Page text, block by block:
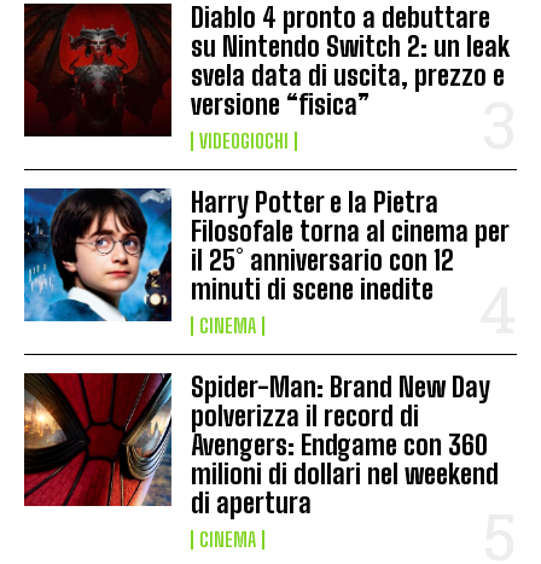
Diablo 4 pronto a debuttare
su Nintendo Switch 2: un leak
svela data di uscita, prezzo e
versione “fisica”
VIDEOGIOCHI
Harry Potter e la Pietra
Filosofale torna al cinema per
il 25° anniversario con 12
minuti di scene inedite
CINEMA
Spider-Man: Brand New Day
polverizza il record di
Avengers: Endgame con 360
milioni di dollari nel weekend
di apertura
CINEMA